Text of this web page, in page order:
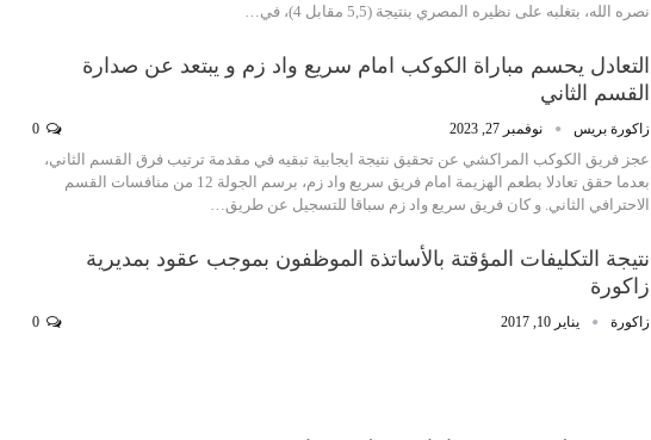
نصره الله، بتغلبه على نظيره المصري بنتيجة (5,5 مقابل 4)، في…
التعادل يحسم مباراة الكوكب امام سريع واد زم و يبتعد عن صدارة
القسم الثاني
زاكورة بريس نوفمبر 27, 2023
عجز فريق الكوكب المراكشي عن تحقيق نتيجة ايجابية تبقيه في مقدمة ترتيب فرق القسم الثاني،
بعدما حقق تعادلا بطعم الهزيمة امام فريق سريع واد زم، برسم الجولة 12 من منافسات القسم
الاحترافي الثاني. و كان فريق سريع واد زم سباقا للتسجيل عن طريق…
نتيجة التكليفات المؤقتة بالأساتذة الموظفون بموجب عقود بمديرية
زاكورة
زاكورة يناير 10, 2017